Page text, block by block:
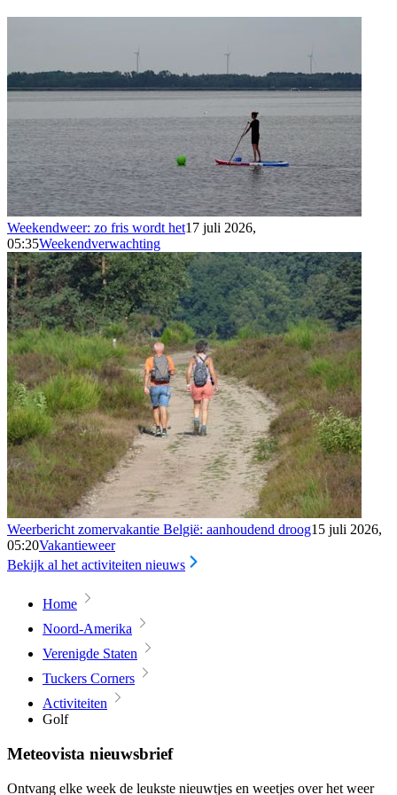
Weekendweer: zo fris wordt het17 juli 2026,
05:35Weekendverwachting
Weerbericht zomervakantie België: aanhoudend droog15 juli 2026,
05:20Vakantieweer
Bekijk al het activiteiten nieuws
Home
Noord-Amerika
Verenigde Staten
Tuckers Corners
Activiteiten
Golf
Meteovista nieuwsbrief
Ontvang elke week de leukste nieuwtjes en weetjes over het weer